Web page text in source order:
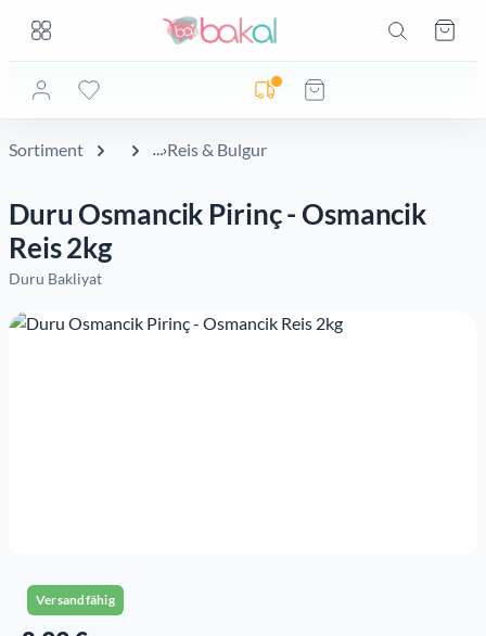
Zum Hauptinhalt springen
Lieferadresse noch nicht geprüft
Sortiment Reis & Bulgur
Duru Osmancik Pirinç - Osmancik
Reis 2kg
Duru Bakliyat
Bildergalerie überspringen
Versandfähig